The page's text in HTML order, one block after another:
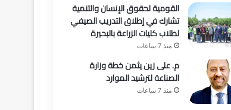
القومية لحقوق الإنسان والتنمية
تشارك في إطلاق التدريب الصيفي
لطلاب كليات الزراعة بالبحيرة
منذ 7 ساعات
م. على زين يثمن خطة وزارة
الصناعة لترشيد الموارد
منذ 7 ساعات